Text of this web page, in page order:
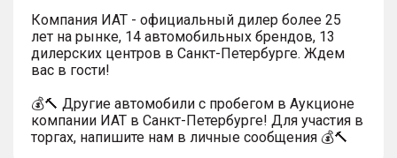
Компания ИАТ - официальный дилер более 25
лет на рынке, 14 автомобильных брендов, 13
дилерских центров в Санкт-Петербурге. Ждем
вас в гости!
💰🔨 Другие автомобили с пробегом в Аукционе
компании ИАТ в Санкт-Петербурге! Для участия в
торгах, напишите нам в личные сообщения 💰🔨